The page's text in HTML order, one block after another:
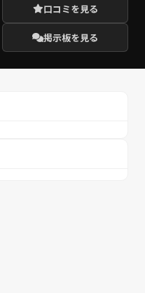
口コミを見る
掲示板を見る